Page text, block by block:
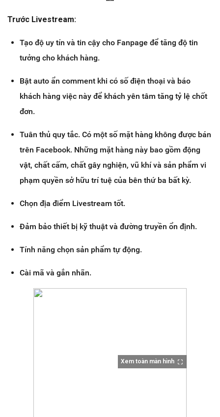
Trước Livestream:
Tạo độ uy tín và tin cậy cho Fanpage để tăng độ tin
tưởng cho khách hàng.
Bật auto ẩn comment khi có số điện thoại và báo
khách hàng việc này để khách yên tâm tăng tỷ lệ chốt
đơn.
Tuân thủ quy tắc. Có một số mặt hàng không được bán
trên Facebook. Những mặt hàng này bao gồm động
vật, chất cấm, chất gây nghiện, vũ khí và sản phẩm vi
phạm quyền sở hữu trí tuệ của bên thứ ba bất kỳ.
Chọn địa điểm Livestream tốt.
Đảm bảo thiết bị kỹ thuật và đường truyền ổn định.
Tính năng chọn sản phẩm tự động.
Cài mã và gắn nhãn.
Xem toàn màn hình